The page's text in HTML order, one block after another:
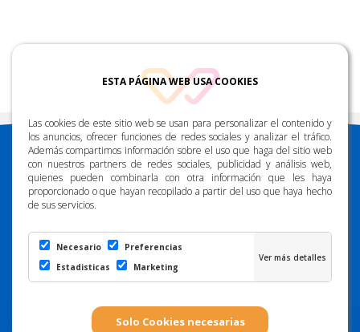
ESTA PÁGINA WEB USA COOKIES
Las cookies de este sitio web se usan para personalizar el contenido y
los anuncios, ofrecer funciones de redes sociales y analizar el tráfico.
Además compartimos información sobre el uso que haga del sitio web
con nuestros partners de redes sociales, publicidad y análisis web,
quienes pueden combinarla con otra información que les haya
proporcionado o que hayan recopilado a partir del uso que haya hecho
de sus servicios.
Necesario
Preferencias
Estadisticas
Marketing
CONTÁCTENOS
info@radiomarcagrancanaria.es